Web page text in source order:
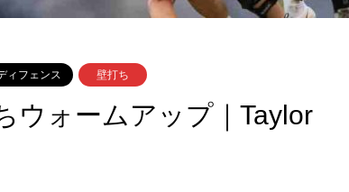
ィフェンス 壁打ち
ウォームアップ｜Taylor